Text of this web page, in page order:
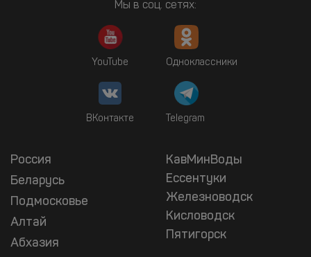
Мы в соц. сетях:
YouTube Одноклассники
ВКонтакте Telegram
Россия
Беларусь
Подмосковье
Алтай
Абхазия
КавМинВоды
Ессентуки
Железноводск
Кисловодск
Пятигорск